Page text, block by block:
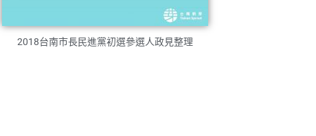
2018台南市長民進黨初選參選人政見整理